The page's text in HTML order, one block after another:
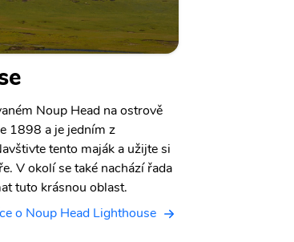
Noup Head na ostrově
1898 a je jedním z
tento maják a užijte si
V okolí se také nachází řada
tuto krásnou oblast.
o Noup Head Lighthouse